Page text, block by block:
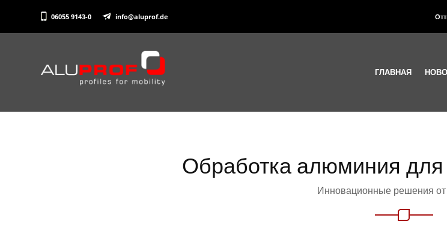
06055 9143-0 info@aluprof.de
ГЛАВНАЯ
Обработка алюминия
Инновационные решения от